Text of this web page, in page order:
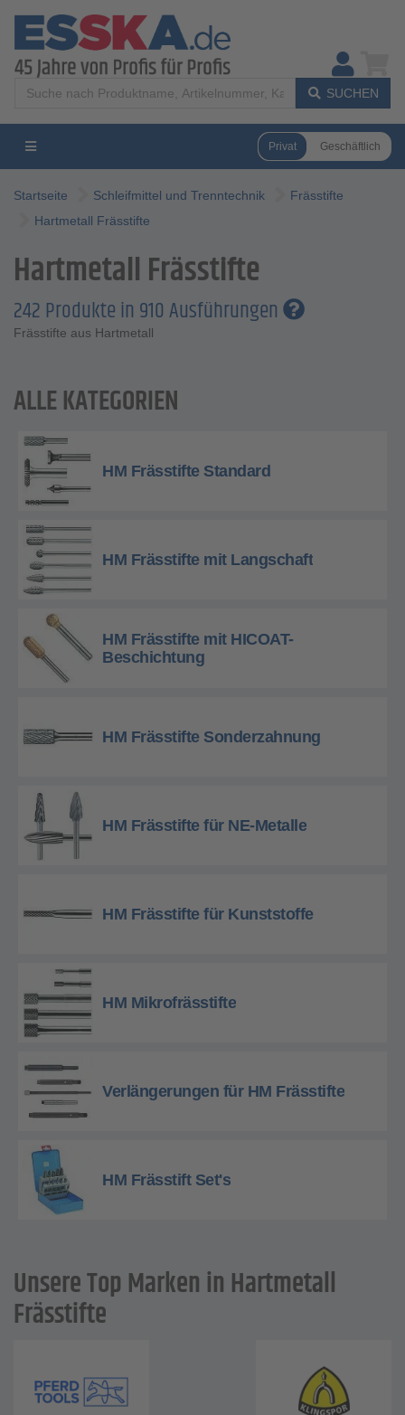
SUCHEN
Privat Geschäftlich
Startseite Schleifmittel und Trenntechnik
Frässtifte
Hartmetall Frässtifte
Hartmetall Frässtifte
242 Produkte in 910 Ausführungen
Frässtifte aus Hartmetall
ALLE KATEGORIEN
HM Frässtifte Standard
HM Frässtifte mit Langschaft
HM Frässtifte mit HICOAT-
Beschichtung
HM Frässtifte Sonderzahnung
HM Frässtifte für NE-Metalle
HM Frässtifte für Kunststoffe
HM Mikrofrässtifte
Verlängerungen für HM Frässtifte
HM Frässtift Set's
Unsere Top Marken in Hartmetall
Frässtifte